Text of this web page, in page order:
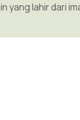
yang lahir dari